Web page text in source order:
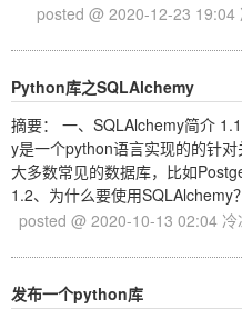
posted @ 2020-12-23 19:04
Python库之SQLAlchemy
摘要： 一、SQLAlchemy简介
y是一个python语言实现的的针
大多数常见的数据库，比如
1.2、为什么要使用SQLAlchemy
posted @ 2020-10-13 02:04 冷
发布一个python库